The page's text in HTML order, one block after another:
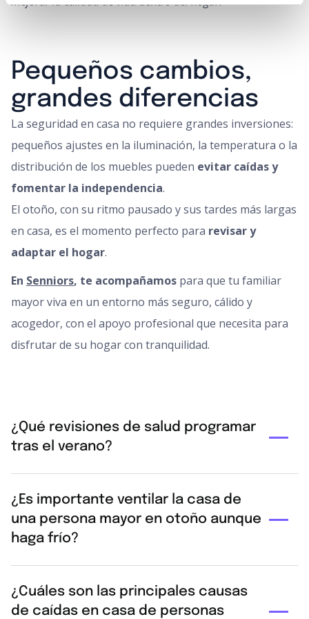
Pequeños cambios,
grandes diferencias
La seguridad en casa no requiere grandes inversiones:
pequeños ajustes en la iluminación, la temperatura o la
distribución de los muebles pueden evitar caídas y
fomentar la independencia.
El otoño, con su ritmo pausado y sus tardes más largas
en casa, es el momento perfecto para revisar y
adaptar el hogar.
En Senniors, te acompañamos para que tu familiar
mayor viva en un entorno más seguro, cálido y
acogedor, con el apoyo profesional que necesita para
disfrutar de su hogar con tranquilidad.
¿Qué revisiones de salud programar
tras el verano?
vacunación contra la gripe y el neumococo. Además, se
deben agendar revisiones de visión y audición, y pedir
cita con el médico de cabecera para ajustar la
medicación cardiovascular ante la inminente bajada de
temperaturas.
¿Es importante ventilar la casa de
una persona mayor en otoño aunque
haga frío?
interior durante al menos diez minutos elimina virus,
¿Cuáles son las principales causas
de caídas en casa de personas